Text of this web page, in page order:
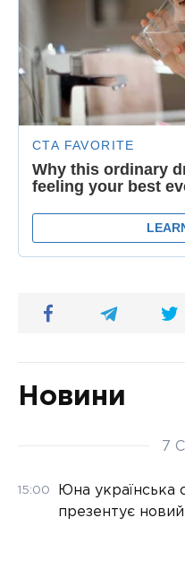
Новини
7
15:00
Юна українська
презентує